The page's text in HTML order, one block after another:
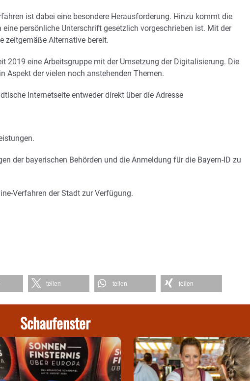
ist dabei eine besondere Herausforderung. Hinzu kommt die
persönliche Unterschrift gesetzlich vorgeschrieben ist. Mit der
zeitgemäße Alternative bereit.
2019 eine Arbeitsgruppe mit der Umsetzung der Digitalisierung. Die
Aspekt der vielen noch anstehenden Themen.
Internetseite entweder direkt über die Adresse
der bayerischen Behörden und die Anmeldung für die Bayern-ID zu
Verfahren der Stadt zur Verfügung.
teilen teilen teilen
Schaufenster